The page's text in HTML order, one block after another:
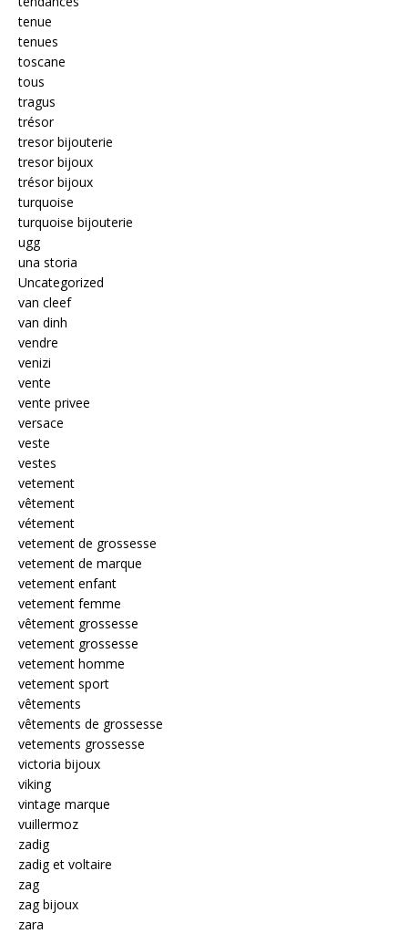
tenue
tenues
toscane
tous
tragus
trésor
tresor bijouterie
tresor bijoux
trésor bijoux
turquoise
turquoise bijouterie
ugg
una storia
Uncategorized
van cleef
van dinh
vendre
venizi
vente
vente privee
versace
veste
vestes
vetement
vêtement
vétement
vetement de grossesse
vetement de marque
vetement enfant
vetement femme
vêtement grossesse
vetement grossesse
vetement homme
vetement sport
vêtements
vêtements de grossesse
vetements grossesse
victoria bijoux
viking
vintage marque
vuillermoz
zadig
zadig et voltaire
zag
zag bijoux
zara